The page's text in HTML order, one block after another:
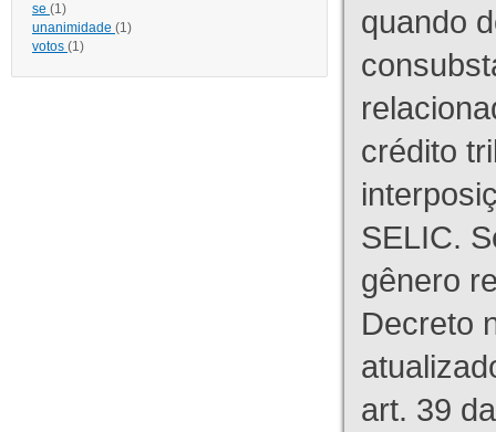
se (1)
unanimidade (1)
votos (1)
quando
crédito
SELIC.
gênero
Decreto
art. 39